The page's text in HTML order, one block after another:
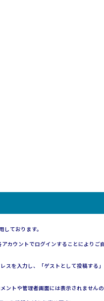
ております。
カウントでログインすることによりご
スを入力し、「ゲストとして投稿する
ントや管理者画面には表示されませんの